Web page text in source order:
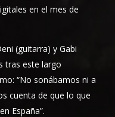
en el mes de
(guitarra) y Gabi
tras este largo
“No sonábamos ni a
cuenta de que lo que
España”.